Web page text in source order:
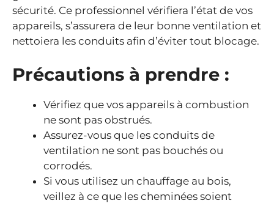
sécurité. Ce professionnel vérifiera l’état de vos
appareils, s’assurera de leur bonne ventilation et
nettoiera les conduits afin d’éviter tout blocage.
Précautions à prendre :
Vérifiez que vos appareils à combustion
ne sont pas obstrués.
Assurez-vous que les conduits de
ventilation ne sont pas bouchés ou
corrodés.
Si vous utilisez un chauffage au bois,
veillez à ce que les cheminées soient